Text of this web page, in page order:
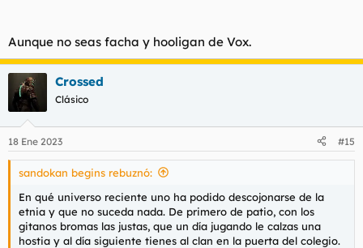
Aunque no seas facha y hooligan de Vox.
Crossed
Clásico
18 Ene 2023 #15
sandokan begins rebuznó:
En qué universo reciente uno ha podido descojonarse de la
etnia y que no suceda nada. De primero de patio, con los
gitanos bromas las justas, que un día jugando le calzas una
hostia y al día siguiente tienes al clan en la puerta del colegio.